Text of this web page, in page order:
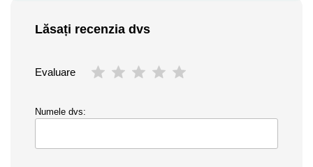
Lăsați recenzia dvs
Evaluare
Numele dvs: